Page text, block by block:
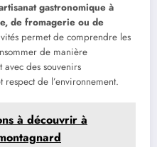
gastronomique à
de fromagerie ou de
permet de comprendre les
de manière
avec des souvenirs
respect de l’environnement.
à découvrir à